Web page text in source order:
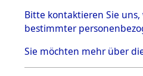
5.3.1 Alliierte
Erhebungen
zu
Todesmärsch
en
5.3.2
Bitte kontaktieren Sie
bestimmter
Sie möchten mehr über